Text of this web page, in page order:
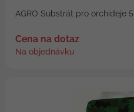
AGRO Substrát pro orchideje
Cena na dotaz
Na objednávku